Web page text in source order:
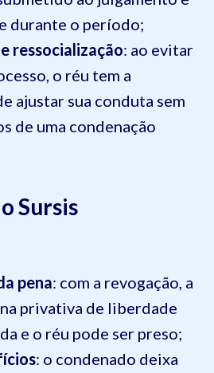
durante o período;
ressocialização: ao evitar
o réu tem a
ajustar sua conduta sem
de uma condenação
Sursis
pena: com a revogação, a
privativa de liberdade
e o réu pode ser preso;
: o condenado deixa